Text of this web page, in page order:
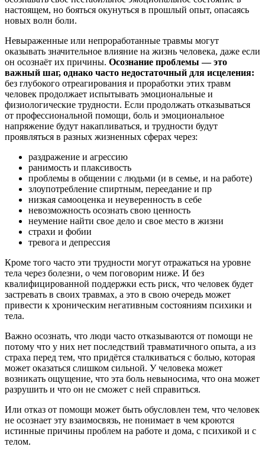
настоящем, но бояться окунуться в прошлый опыт, опасаясь
новых волн боли.
Невыраженные или непроработанные травмы могут
оказывать значительное влияние на жизнь человека, даже если
он осознаёт их причины. Осознание проблемы — это
важный шаг, однако часто недостаточный для исцеления:
без глубокого отреагирования и проработки этих травм
человек продолжает испытывать эмоциональные и
физиологические трудности. Если продолжать отказываться
от профессиональной помощи, боль и эмоциональное
напряжение будут накапливаться, и трудности будут
проявляться в разных жизненных сферах через:
раздражение и агрессию
ранимость и плаксивость
проблемы в общении с людьми (и в семье, и на работе)
злоупотребление спиртным, переедание и пр
низкая самооценка и неуверенность в себе
невозможность осознать свою ценность
неумение найти свое дело и свое место в жизни
страхи и фобии
тревога и депрессия
Кроме того часто эти трудности могут отражаться на уровне
тела через болезни, о чем поговорим ниже. И без
квалифицированной поддержки есть риск, что человек будет
застревать в своих травмах, а это в свою очередь может
привести к хроническим негативным состояниям психики и
тела.
Важно осознать, что люди часто отказываются от помощи не
потому что у них нет последствий травматичного опыта, а из
страха перед тем, что придётся сталкиваться с болью, которая
может оказаться слишком сильной. У человека может
возникать ощущение, что эта боль невыносима, что она может
разрушить и что он не сможет с ней справиться.
Или отказ от помощи может быть обусловлен тем, что человек
не осознает эту взаимосвязь, не понимает в чем кроются
истинные причины проблем на работе и дома, с психикой и с
телом.